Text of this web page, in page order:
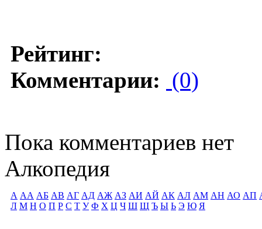
Рейтинг:
Комментарии: (0)
Пока комментариев нет
Алкопедия
А АА АБ АВ АГ АД АЖ АЗ АИ АЙ АК АЛ АМ АН АО АП
Л М Н О П Р С Т У Ф Х Ц Ч Ш Щ Ъ Ы Ь Э Ю Я